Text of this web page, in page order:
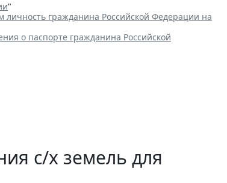
"
гражданина Российской Федерации на
о паспорте гражданина Российской
с/х земель для